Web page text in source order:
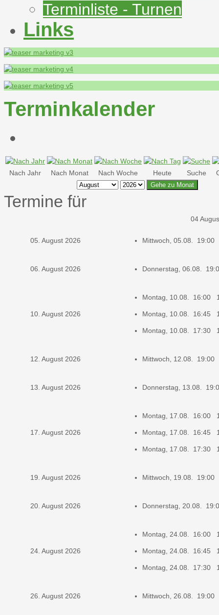
Terminliste - Turnen
Links
Terminkalender
Nach Jahr Nach Monat Nach Woche Heute Suche
Gehe zu Monat
Termine für
04
05. August 2026 Mittwoch, 05.08.
06. August 2026 Donnerstag, 06.08.
10. August 2026
Montag, 10.08. 16:00
Montag, 10.08. 16:45
Montag, 10.08. 17:30
12. August 2026 Mittwoch, 12.08.
13. August 2026 Donnerstag, 13.08.
17. August 2026
Montag, 17.08. 16:00
Montag, 17.08. 16:45
Montag, 17.08. 17:30
19. August 2026 Mittwoch, 19.08.
20. August 2026 Donnerstag, 20.08.
24. August 2026
Montag, 24.08. 16:00
Montag, 24.08. 16:45
Montag, 24.08. 17:30
26. August 2026 Mittwoch, 26.08.